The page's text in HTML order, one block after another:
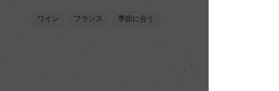
ワイン フランス 季節に合う